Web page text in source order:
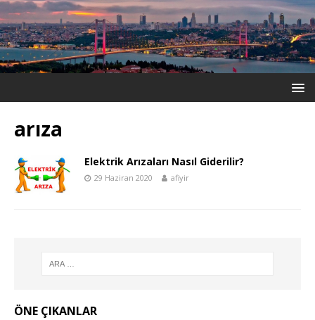
arıza
Elektrik Arızaları Nasıl Giderilir?
29 Haziran 2020 afiyir
ÖNE ÇIKANLAR